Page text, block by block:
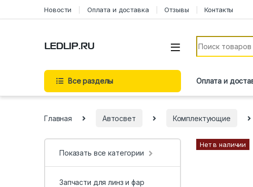
Новости Оплата и доставка Отзывы Контакты
Все разделы Оплата и
Главная Автосвет Комплектующие
Нет в наличии
Показать все категории
Запчасти для линз и фар